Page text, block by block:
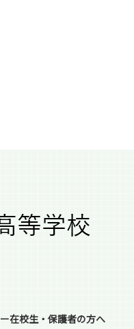
ー在校生・保護者の方へ